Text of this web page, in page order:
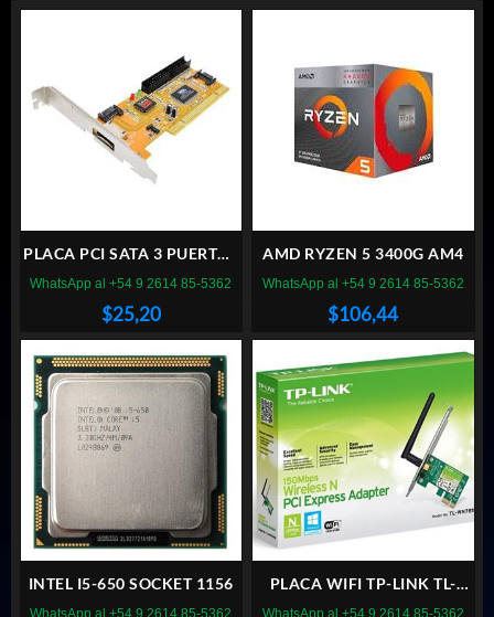
PLACA PCI SATA 3 PUERTOS
+ 1 IDE
$25,20
WhatsApp al +54 9 2614 85-5362
AMD RYZEN 5 3400G AM4
$106,44
WhatsApp al +54 9 2614 85-5362
INTEL I5-650 SOCKET 1156
WhatsApp al +54 9 2614 85-5362
PLACA WIFI TP-LINK TL-
WN781ND PCI EXPRESS
WhatsApp al +54 9 2614 85-5362